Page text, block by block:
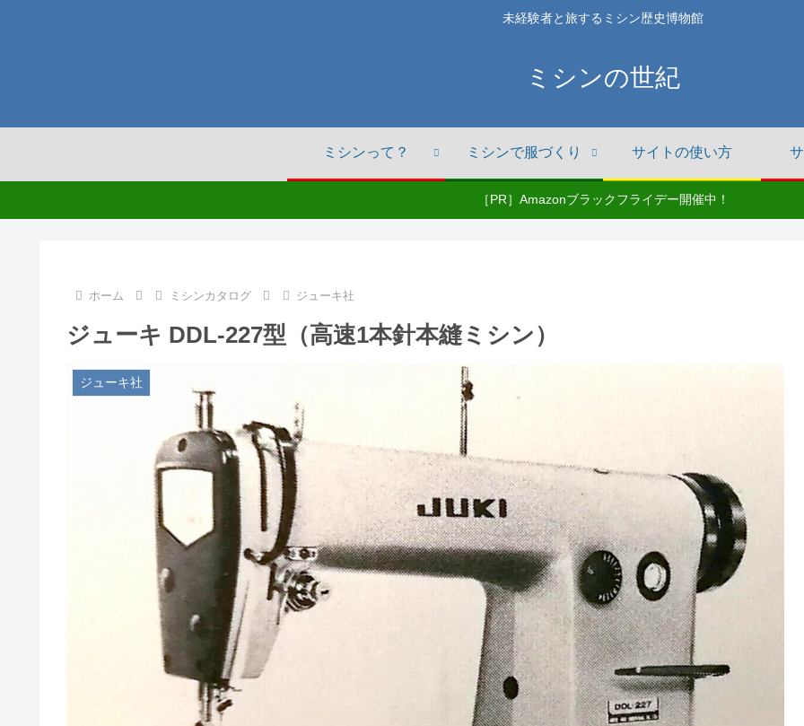
未経験者と旅するミシン歴史博物館
ミシンの世紀
ミシンって？ ミシンで服づくり サイトの使い方
［PR］Amazonブラックフライデー開催中！
ホーム ミシンカタログ ジューキ社
ジューキ DDL-227型（高速1本針本縫ミシン）
ジューキ社